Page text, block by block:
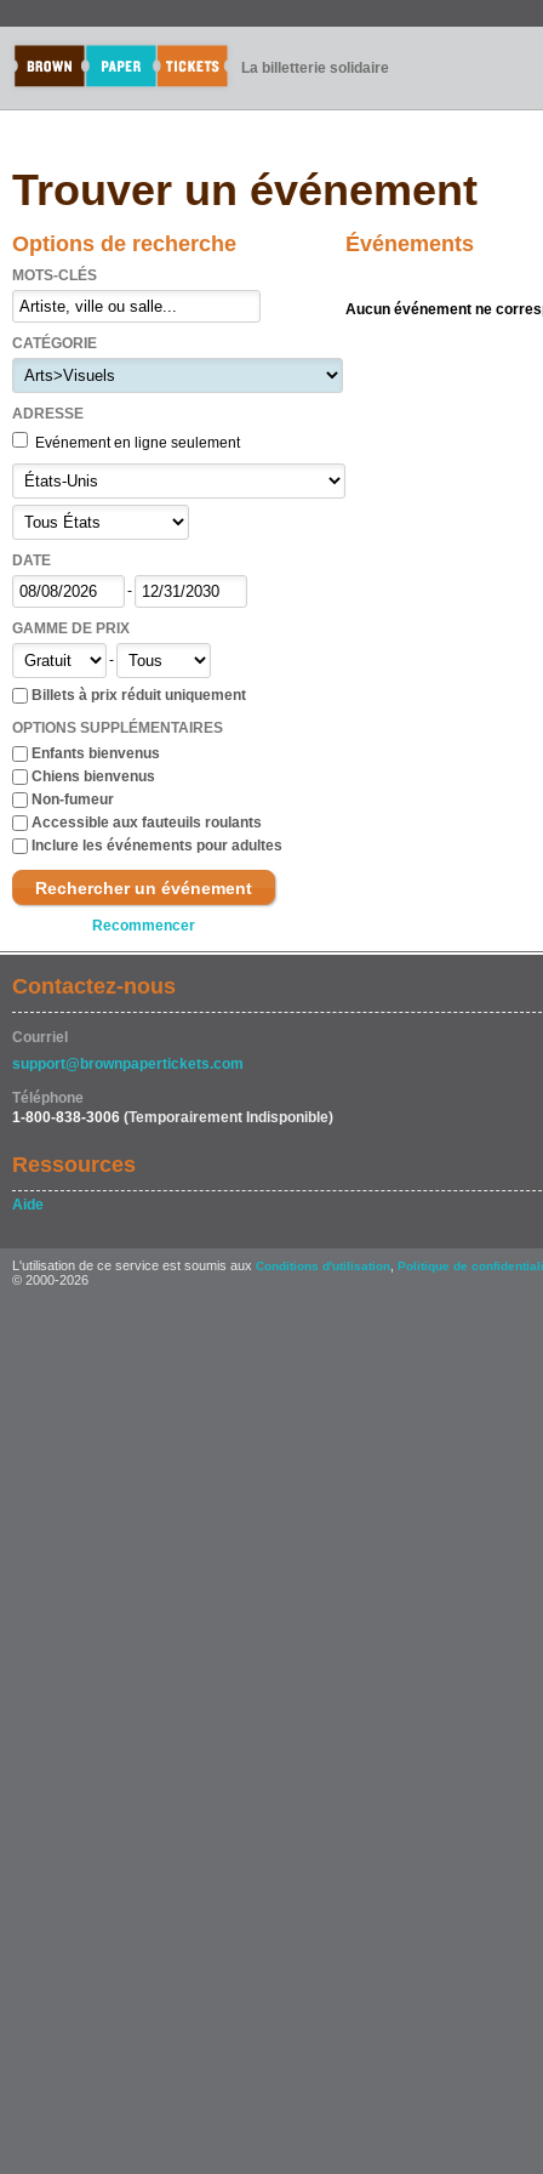
La billetterie solidaire
Trouver un événement
Options de recherche
MOTS-CLÉS
CATÉGORIE
ADRESSE
Evénement en ligne seulement
DATE
-
GAMME DE PRIX
-
Billets à prix réduit uniquement
OPTIONS SUPPLÉMENTAIRES
Enfants bienvenus
Chiens bienvenus
Non-fumeur
Accessible aux fauteuils roulants
Inclure les événements pour adultes
Rechercher un événement
Recommencer
Événements
Aucun événement ne
Contactez-nous
Courriel
support@brownpapertickets.com
Téléphone
1-800-838-3006 (Temporairement Indisponible)
Ressources
Aide
L'utilisation de ce service est soumis aux Conditions d'utilisation Politique de
© 2000-2026